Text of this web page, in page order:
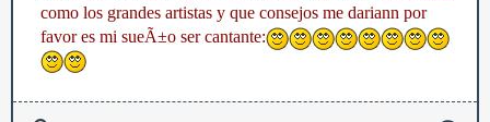
como los grandes artistas y que consejos me dariann por
favor es mi sueÃ±o ser cantante: